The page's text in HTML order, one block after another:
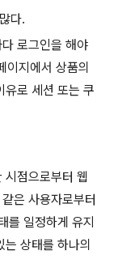
다.
로그인을 해야
지에서 상품의
유로 세션 또는 쿠
시점으로부터 웹
은 사용자로부터
를 일정하게 유지
상태를 하나의